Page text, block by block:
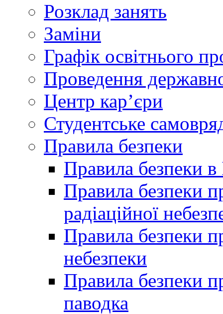
Розклад занять
Заміни
Графік освітнього
Проведення
Центр кар’єри
Студентське
Правила безпеки
Правила безпеки в
Правила безпеки
радіаційної
Правила безпеки
небезпеки
Правила безпеки
паводка